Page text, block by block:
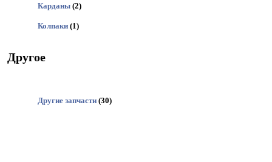
Карданы (2)
Колпаки (1)
Другое
Другие запчасти (30)